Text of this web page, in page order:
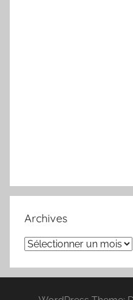
Archives
Archives